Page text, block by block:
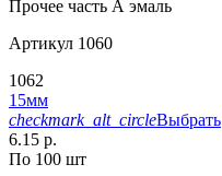
Прочее часть А эмаль
Артикул 1060
1062
15мм
checkmark_alt_circleВыбрать
6.15 р.
По 100 шт